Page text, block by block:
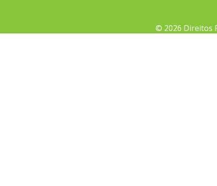
© 2026 Direitos